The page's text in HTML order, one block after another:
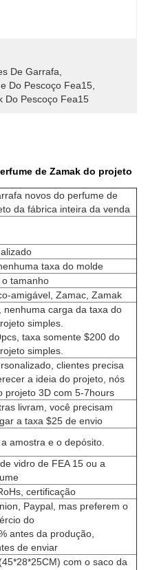
De Garrafa
Do Pescoço Fea15
Do Pescoço Fea15
de Zamak do projeto
novos do perfume de
da fábrica inteira da venda
taxa do molde
tamanho
amigável, Zamac, Zamak
nenhuma carga da taxa do
simples.
taxa somente $200 do
simples.
clientes precisa
a ideia do projeto, nós
projeto 3D com 5-7hours
livram, você precisam
a taxa $25 de envio
amostra e o depósito.
vidro de FEA 15 ou a
certificação
Paypal, mas preferem o
do
antes da produção,
de enviar
com o saco da